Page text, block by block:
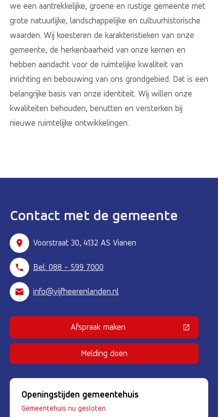
we een aantrekkelijke, groene en rustige gemeente met
grote natuurlijke, landschappelijke en cultuurhistorische
waarden. Wij koesteren de karakteristieken van onze
gemeente, de herkenbaarheid van onze kernen en
hebben aandacht voor de ruimtelijke kwaliteit van
inrichting en bebouwing van ons grondgebied. Dat is een
belangrijke basis van onze identiteit. Wij willen onze
kwaliteiten behouden, benutten en versterken bij
nieuwe ruimtelijke ontwikkelingen.
Contact met de gemeente
Voorstraat 30, 4132 AS Vianen
Bel: 088 - 599 7000
info@vijfheerenlanden.nl
Afspraak maken(Deze link gaat naar een externe
Melding doen
Openingstijden gemeentehuis
Gemeentehuis nu gesloten.